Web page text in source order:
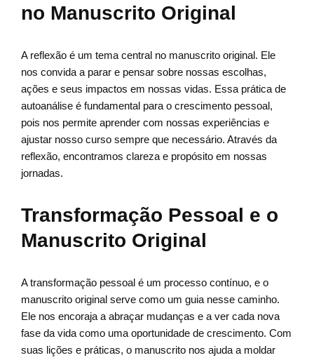
no Manuscrito Original
A reflexão é um tema central no manuscrito original. Ele
nos convida a parar e pensar sobre nossas escolhas,
ações e seus impactos em nossas vidas. Essa prática de
autoanálise é fundamental para o crescimento pessoal,
pois nos permite aprender com nossas experiências e
ajustar nosso curso sempre que necessário. Através da
reflexão, encontramos clareza e propósito em nossas
jornadas.
Transformação Pessoal e o
Manuscrito Original
A transformação pessoal é um processo contínuo, e o
manuscrito original serve como um guia nesse caminho.
Ele nos encoraja a abraçar mudanças e a ver cada nova
fase da vida como uma oportunidade de crescimento. Com
suas lições e práticas, o manuscrito nos ajuda a moldar